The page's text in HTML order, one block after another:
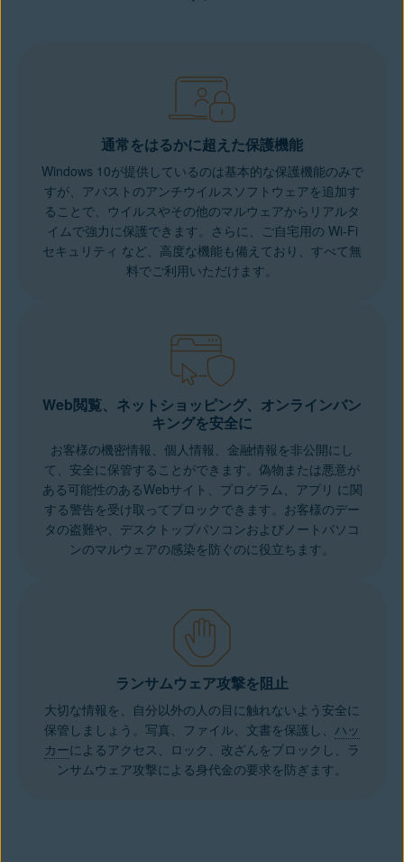
通常をはるかに超えた保護機能
Windows 10が提供しているのは基本的な保護機能のみで
すが、アバストのアンチウイルスソフトウェアを追加す
ることで、ウイルスやその他のマルウェアからリアルタ
イムで強力に保護できます。さらに、ご自宅用の Wi-Fi
セキュリティ など、高度な機能も備えており、すべて無
料でご利用いただけます。
Web閲覧、ネットショッピング、オンラインバン
キングを安全に
お客様の機密情報、個人情報、金融情報を非公開にし
て、安全に保管することができます。偽物または悪意が
ある可能性のあるWebサイト 、プログラム、アプリ に関
する警告を受け取ってブロックできます。お客様のデー
タの盗難や、デスクトップパソコンおよびノートパソコ
ンのマルウェアの感染を防ぐのに役立ちます。
ランサムウェア攻撃を阻止
大切な情報を、自分以外の人の目に触れないよう安全に
保管しましょう。写真、ファイル、文書を保護し、 ハッ
カーによるアクセス、ロック、改ざんをブロックし、 ラ
ンサムウェア攻撃による身代金の要求を防ぎます。